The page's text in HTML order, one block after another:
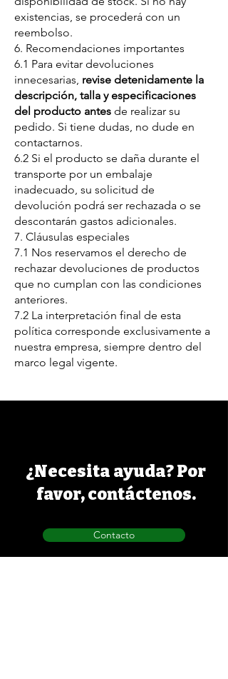
existencias, se procederá con un
reembolso.
6. Recomendaciones importantes
6.1 Para evitar devoluciones
innecesarias, revise detenidamente la
descripción, talla y especificaciones
del producto antes de realizar su
pedido. Si tiene dudas, no dude en
contactarnos.
6.2 Si el producto se daña durante el
transporte por un embalaje
inadecuado, su solicitud de
devolución podrá ser rechazada o se
descontarán gastos adicionales.
7. Cláusulas especiales
7.1 Nos reservamos el derecho de
rechazar devoluciones de productos
que no cumplan con las condiciones
anteriores.
7.2 La interpretación final de esta
política corresponde exclusivamente a
nuestra empresa, siempre dentro del
marco legal vigente.
¿Necesita ayuda? Por
favor, contáctenos.
Contacto